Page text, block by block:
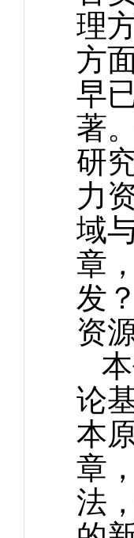
理
方
早
著
研
力
域
章
发
资
论
本
章
法